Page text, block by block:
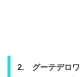
2. グーテデロワ